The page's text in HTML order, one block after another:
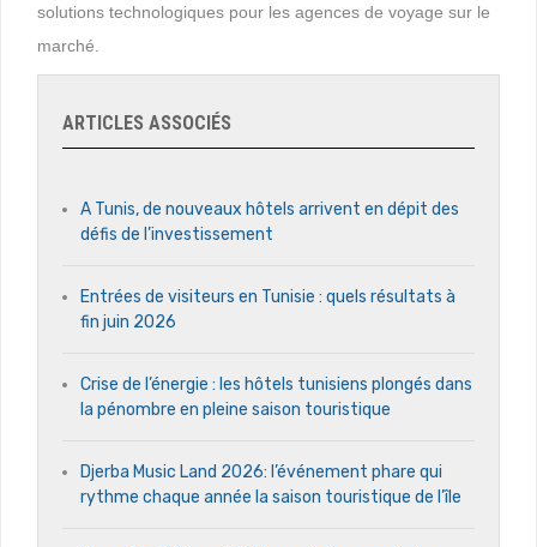
solutions technologiques pour les agences de voyage sur le
marché.
ARTICLES ASSOCIÉS
A Tunis, de nouveaux hôtels arrivent en dépit des
défis de l’investissement
Entrées de visiteurs en Tunisie : quels résultats à
fin juin 2026
Crise de l’énergie : les hôtels tunisiens plongés dans
la pénombre en pleine saison touristique
Djerba Music Land 2026: l’événement phare qui
rythme chaque année la saison touristique de l’île